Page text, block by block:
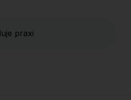
praxi